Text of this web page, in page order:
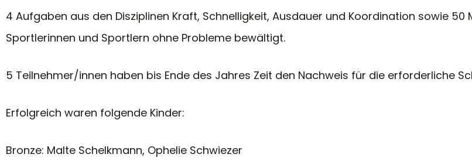
4 Aufgaben aus den Disziplinen Kraft, Schnelligkeit, Ausdauer und Koordination sowie
Sportlerinnen und Sportlern ohne Probleme bewältigt.
5 Teilnehmer/innen haben bis Ende des Jahres Zeit den Nachweis für die erforderliche
Erfolgreich waren folgende Kinder:
Bronze: Malte Schelkmann, Ophelie Schwiezer